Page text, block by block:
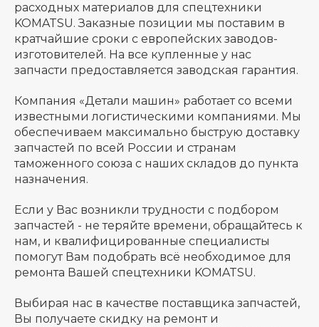
расходных материалов для спецтехники
KOMATSU. Заказные позиции мы поставим в
кратчайшие сроки с европейских заводов-
изготовителей. На все купленные у нас
запчасти предоставляется заводская гарантия.
Компания «Детали машин» работает со всеми
известными логистическими компаниями. Мы
обеспечиваем максимально быструю доставку
запчастей по всей России и странам
таможенного союза с наших складов до пункта
назначения.
Если у Вас возникли трудности с подбором
запчастей - не теряйте времени, обращайтесь к
нам, и квалифицированные специалисты
помогут Вам подобрать всё необходимое для
ремонта Вашей спецтехники KOMATSU.
Выбирая нас в качестве поставщика запчастей,
Вы получаете скидку на ремонт и